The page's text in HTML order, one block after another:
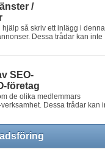
/
så skriv ett inlägg i denna
Dessa trådar kan inte
SEO-
företag
de olika medlemmars
Dessa trådar kan